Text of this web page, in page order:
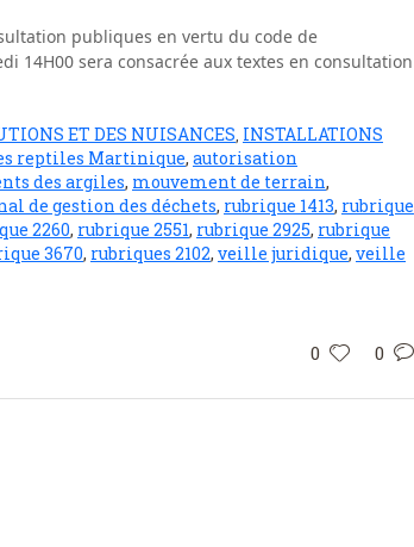
publiques en vertu du code de
14H00 sera consacrée aux textes en consultation
ET DES NUISANCES INSTALLATIONS
reptiles Martinique, autorisation
des argiles, mouvement de terrain,
de gestion des déchets, rubrique 1413, rubrique
2260, rubrique 2551, rubrique 2925, rubrique
3670, rubriques 2102, veille juridique, veille
0 0